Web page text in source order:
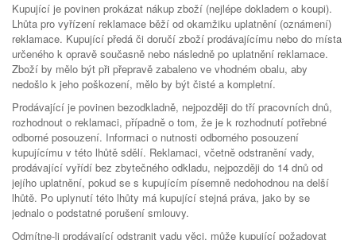
Kupující je povinen prokázat nákup zboží (nejlépe dokladem o koupi).
Lhůta pro vyřízení reklamace běží od okamžiku uplatnění (oznámení)
reklamace. Kupující předá či doručí zboží prodávajícímu nebo do místa
určeného k opravě současně nebo následně po uplatnění reklamace.
Zboží by mělo být při přepravě zabaleno ve vhodném obalu, aby
nedošlo k jeho poškození, mělo by být čisté a kompletní.
Prodávající je povinen bezodkladně, nejpozději do tří pracovních dnů,
rozhodnout o reklamaci, případně o tom, že je k rozhodnutí potřebné
odborné posouzení. Informaci o nutnosti odborného posouzení
kupujícímu v této lhůtě sdělí. Reklamaci, včetně odstranění vady,
prodávající vyřídí bez zbytečného odkladu, nejpozději do 14 dnů od
jejího uplatnění, pokud se s kupujícím písemně nedohodnou na delší
lhůtě. Po uplynutí této lhůty má kupující stejná práva, jako by se
jednalo o podstatné porušení smlouvy.
Odmítne-li prodávající odstranit vadu věci, může kupující požadovat